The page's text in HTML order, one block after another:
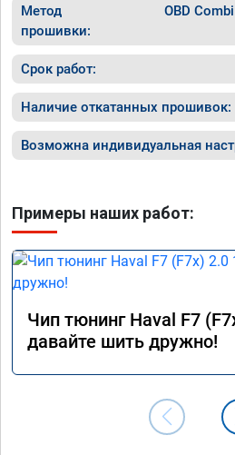
Метод
прошивки:
OBD
Срок работ:
Наличие откатанных прошивок:
Возможна индивидуальная
Примеры наших работ:
Чип тюнинг Haval F7
давайте шить дружно!